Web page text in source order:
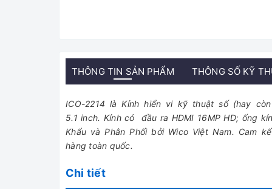
THÔNG TIN SẢN PHẨM THÔNG SỐ KỸ
ICO-2214 là Kính hiển vi kỹ thuật số (hay
5.1 inch. Kính có đầu ra HDMI 16MP HD; ống
Khẩu và Phân Phối bởi Wico Việt Nam. Cam
hàng toàn quốc.
Chi tiết